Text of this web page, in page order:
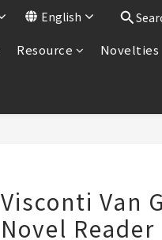
English
Resource
Novelties
Visconti Van
Novel Reader